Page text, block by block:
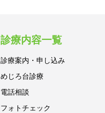
診療内容一覧
診療案内・申し込み
めじろ台診療
電話相談
フォトチェック